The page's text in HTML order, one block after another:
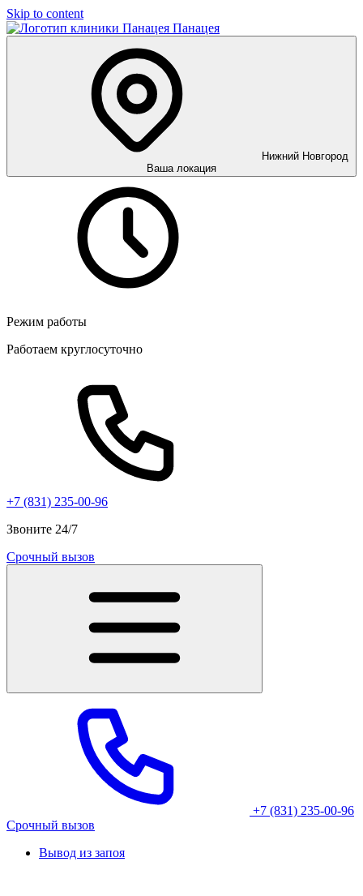
Skip to content
Панацея
Нижний Новгород
Ваша локация
Режим работы
Работаем круглосуточно
+7 (831) 235-00-96
Звоните 24/7
Срочный вызов
+7 (831) 235-00-96
Срочный вызов
Вывод из запоя